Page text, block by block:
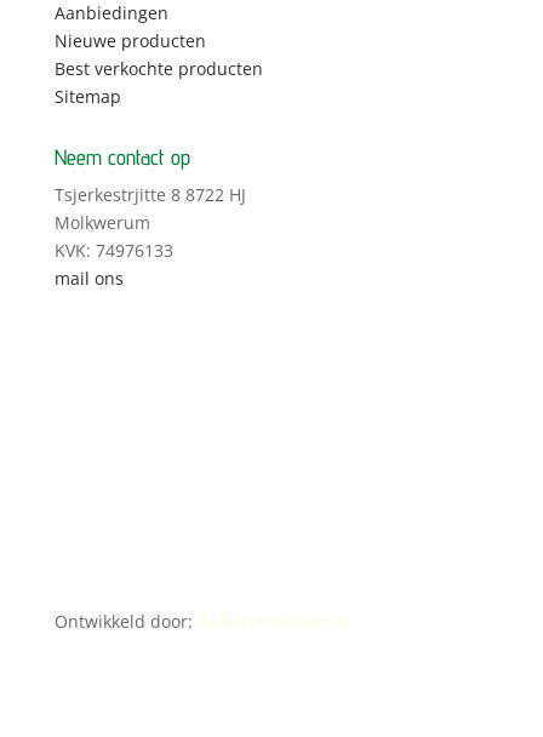
Aanbiedingen
Nieuwe producten
Best verkochte producten
Sitemap
Neem contact op
Tsjerkestrjitte 8 8722 HJ
Molkwerum
KVK: 74976133
mail ons
Ontwikkeld door: